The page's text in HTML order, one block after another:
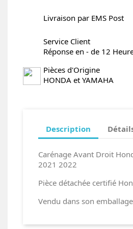
Livraison par EMS Post
Service Client
Réponse en - de 12
Pièces d'Origine
HONDA et YAMAHA
Description
Carénage Avant Droit
2021 2022
Pièce détachée certifié
Vendu dans son